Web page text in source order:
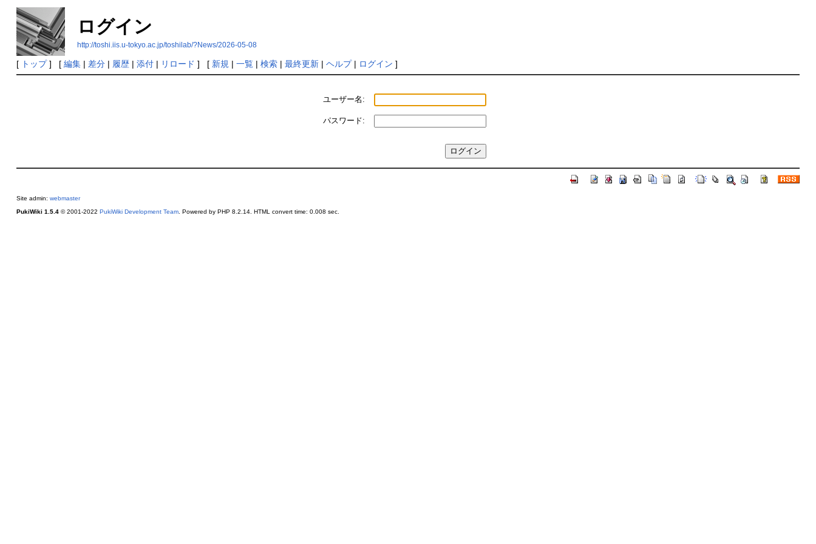
ログイン
http://toshi.iis.u-tokyo.ac.jp/toshilab/?News/2026-05-08
[ トップ] [ 編集| 差分| 履歴| 添付| リロード ] [ 新規 | 一覧| 検索| 最終更新| ヘルプ| ログイン ]
ユーザー名:
パスワード:
Site admin: webmaster
PukiWiki 1.5.4© 2001-2022 PukiWiki Development Team. Powered by PHP 8.2.14. HTML convert time: 0.008 sec.